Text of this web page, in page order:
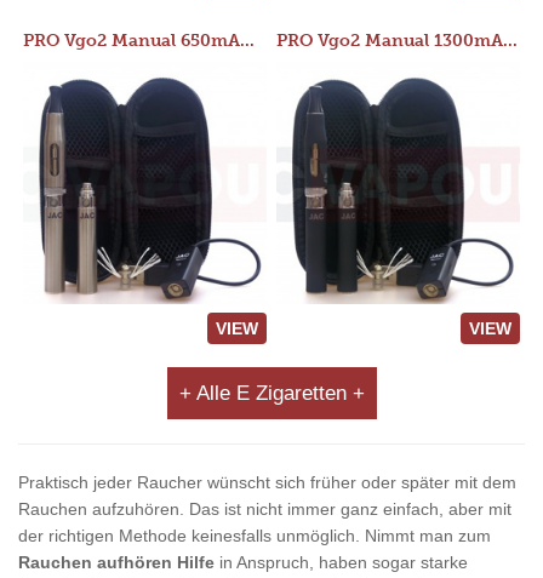
PRO Vgo2 Manual 650mAh Kit
VIEW
PRO Vgo2 Manual 1300mAh Kit
VIEW
+ Alle E Zigaretten +
Praktisch jeder Raucher wünscht sich früher oder später mit dem
Rauchen aufzuhören. Das ist nicht immer ganz einfach, aber mit
der richtigen Methode keinesfalls unmöglich. Nimmt man zum
Rauchen aufhören Hilfe in Anspruch, haben sogar starke